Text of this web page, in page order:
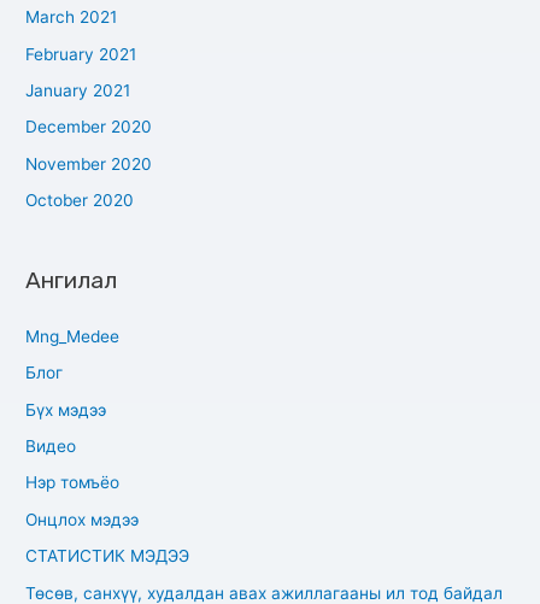
March 2021
February 2021
January 2021
December 2020
November 2020
October 2020
Ангилал
Mng_Medee
Блог
Бүх мэдээ
Видео
Нэр томъёо
Онцлох мэдээ
СТАТИСТИК МЭДЭЭ
Төсөв, санхүү, худалдан авах ажиллагааны ил тод байдал